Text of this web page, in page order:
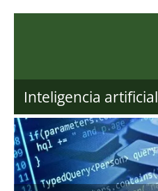
Inteligencia artificial